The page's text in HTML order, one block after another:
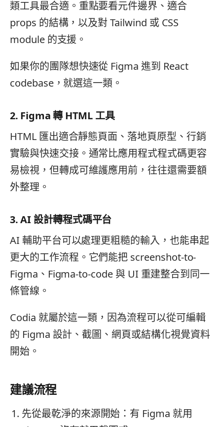
類工具最合適。重點要看元件邊界、適合
props 的結構，以及對 Tailwind 或 CSS
module 的支援。
如果你的團隊想快速從 Figma 進到 React
codebase，就選這一類。
2. Figma 轉 HTML 工具
HTML 匯出適合靜態頁面、落地頁原型、行銷
實驗與快速交接。通常比應用程式程式碼更容
易檢視，但轉成可維護應用前，往往還需要額
外整理。
3. AI 設計轉程式碼平台
AI 輔助平台可以處理更粗糙的輸入，也能串起
更大的工作流程。它們能把 screenshot-to-
Figma、Figma-to-code 與 UI 重建整合到同一
條管線。
Codia 就屬於這一類，因為流程可以從可編輯
的 Figma 設計、截圖、網頁或結構化視覺資料
開始。
建議流程
先從最乾淨的來源開始：有 Figma 就用